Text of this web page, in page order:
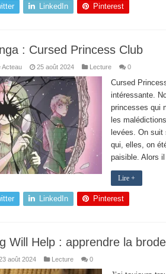
LinkedIn Pinterest
: Cursed Princess Club
Acteau 25 août 2024 Lecture 0
Cursed
intéressante.
princesses qui
les
levées. On suit
qui, elles, on
paisible. Alors
Lire +
LinkedIn Pinterest
Will Help : apprendre la
août 2024 Lecture 0